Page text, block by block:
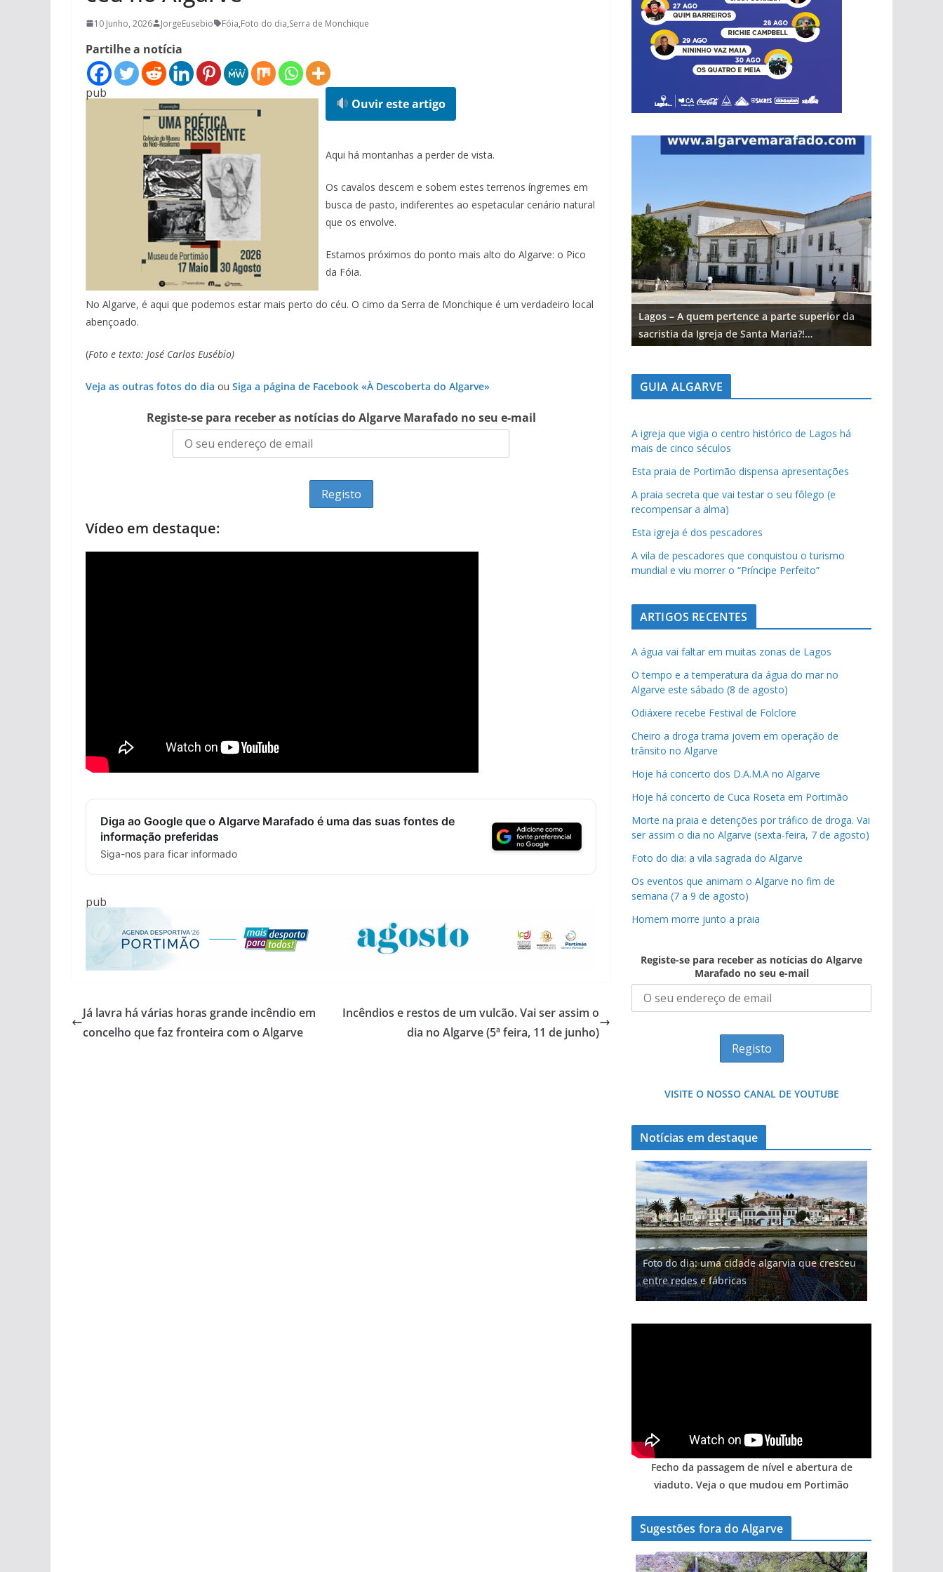
10 Junho, 2026 JorgeEusebio Fóia,Foto do dia,Serra de Monchique
Partilhe a notícia
pub
Ouvir este artigo
Aqui há montanhas a perder de vista.
Os cavalos descem e sobem estes terrenos íngremes em
busca de pasto, indiferentes ao espetacular cenário natural
que os envolve.
Estamos próximos do ponto mais alto do Algarve: o Pico
da Fóia.
No Algarve, é aqui que podemos estar mais perto do céu. O cimo da Serra de Monchique é um verdadeiro local
abençoado.
(Foto e texto: José Carlos Eusébio)
Veja as outras fotos do dia ou Siga a página de Facebook «À Descoberta do Algarve»
Registe-se para receber as notícias do Algarve Marafado no seu e-mail
Vídeo em destaque:
Diga ao Google que o Algarve Marafado é uma das suas fontes de
informação preferidas
Siga-nos para ficar informado
pub
Já lavra há várias horas grande incêndio em
concelho que faz fronteira com o Algarve
Incêndios e restos de um vulcão. Vai ser assim o
dia no Algarve (5ª feira, 11 de junho)
Lagos – A quem pertence a parte superior da
sacristia da Igreja de Santa Maria?!…
GUIA ALGARVE
A igreja que vigia o centro histórico de Lagos há
mais de cinco séculos
Esta praia de Portimão dispensa apresentações
A praia secreta que vai testar o seu fôlego (e
recompensar a alma)
Esta igreja é dos pescadores
A vila de pescadores que conquistou o turismo
mundial e viu morrer o “Príncipe Perfeito”
ARTIGOS RECENTES
A água vai faltar em muitas zonas de Lagos
O tempo e a temperatura da água do mar no
Algarve este sábado (8 de agosto)
Odiáxere recebe Festival de Folclore
Cheiro a droga trama jovem em operação de
trânsito no Algarve
Hoje há concerto dos D.A.M.A no Algarve
Hoje há concerto de Cuca Roseta em Portimão
Morte na praia e detenções por tráfico de droga. Vai
ser assim o dia no Algarve (sexta-feira, 7 de agosto)
Foto do dia: a vila sagrada do Algarve
Os eventos que animam o Algarve no fim de
semana (7 a 9 de agosto)
Homem morre junto a praia
Registe-se para receber as notícias do Algarve
Marafado no seu e-mail
VISITE O NOSSO CANAL DE YOUTUBE
Notícias em destaque
Foto do dia: uma cidade algarvia que cresceu
entre redes e fábricas
Projeto milionário: investimento de 108
milhões de euros na construção de dois
hotéis (com vídeo)
Tempestades roubam areia de praias e põem
arribas em risco no Algarve (com vídeo)
Milagre da água. Fontes emblemáticas do
Algarve voltam a ter vida (com vídeo)
Tapas do mar a 3 euros cada. Nova rota
gastronómica nasce no Algarve
Fecho da passagem de nível e abertura de
viaduto. Veja o que mudou em Portimão
Sugestões fora do Algarve